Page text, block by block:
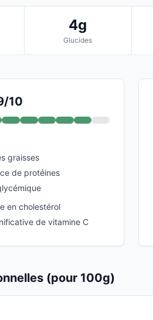
4g
Glucides
10
graisses
de protéines
en cholestérol
de vitamine C
(pour 100g)